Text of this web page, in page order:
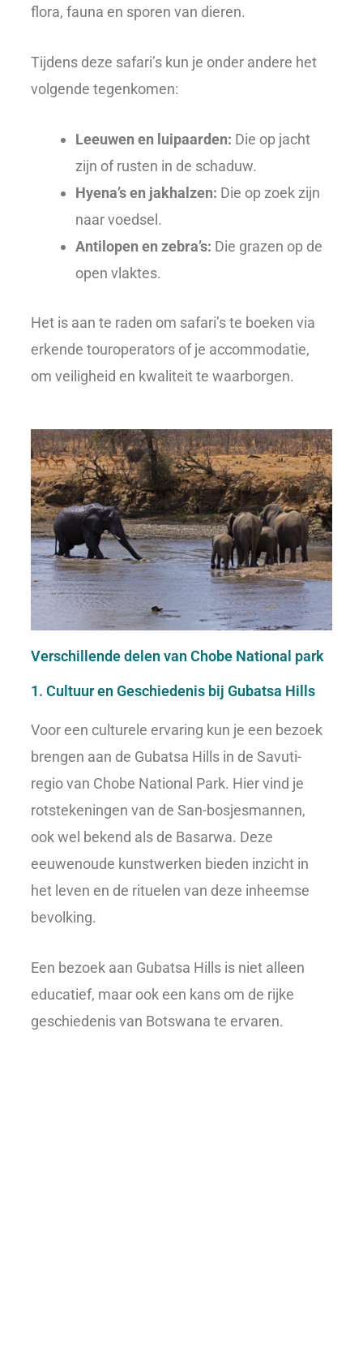
flora, fauna en sporen van dieren.
Tijdens deze safari’s kun je onder andere het
volgende tegenkomen:
Leeuwen en luipaarden: Die op jacht
zijn of rusten in de schaduw.
Hyena’s en jakhalzen: Die op zoek zijn
naar voedsel.
Antilopen en zebra’s: Die grazen op de
open vlaktes.
Het is aan te raden om safari’s te boeken via
erkende touroperators of je accommodatie,
om veiligheid en kwaliteit te waarborgen.
Verschillende delen van Chobe National park
1. Cultuur en Geschiedenis bij Gubatsa Hills
Voor een culturele ervaring kun je een bezoek
brengen aan de Gubatsa Hills in de Savuti-
regio van Chobe National Park. Hier vind je
rotstekeningen van de San-bosjesmannen,
ook wel bekend als de Basarwa. Deze
eeuwenoude kunstwerken bieden inzicht in
het leven en de rituelen van deze inheemse
bevolking.
Een bezoek aan Gubatsa Hills is niet alleen
educatief, maar ook een kans om de rijke
geschiedenis van Botswana te ervaren.